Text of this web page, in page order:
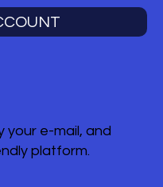
your e-mail, and
platform.